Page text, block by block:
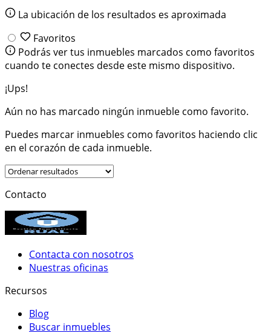
La ubicación de los resultados es aproximada
Favoritos
Podrás ver tus inmuebles marcados como favoritos
cuando te conectes desde este mismo dispositivo.
¡Ups!
Aún no has marcado ningún inmueble como favorito.
Puedes marcar inmuebles como favoritos haciendo clic
en el corazón de cada inmueble.
Contacto
Contacta con nosotros
Nuestras oficinas
Recursos
Blog
Buscar inmuebles